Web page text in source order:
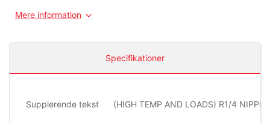
Mere information
Specifikationer
Supplerende tekst (HIGH TEMP AND LOADS) R1/4 NIPPEL